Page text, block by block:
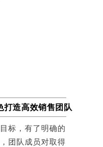
打造高效销售团队
标，有了明确的
团队成员对取得